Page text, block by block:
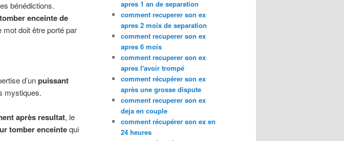
bénédictions.
enceinte de
mot doit être porté par
d’unpuissant
mystiques.
après resultat, le
tomber enceintequi
apres 1 an de separation
comment recuperer son ex
apres 2 mois de separation
comment recuperer son ex
apres 6 mois
comment recuperer son ex
apres l'avoir trompé
comment récupérer son ex
après une grosse dispute
comment recuperer son ex
deja en couple
comment récupérer son ex en
24 heures